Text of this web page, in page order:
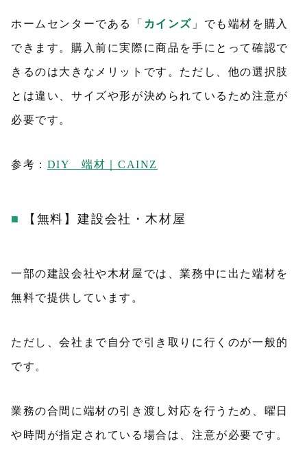
ホームセンターである「 カインズ 」でも端材を購入
できます。購入前に実際に商品を手にとって確認で
きるのは大きなメリットです。ただし、他の選択肢
とは違い、サイズや形が決められているため注意が
必要です。
参考： DIY 端材｜CAINZ
【無料】建設会社・木材屋
一部の建設会社や木材屋では、業務中に出た端材を
無料で提供しています。
ただし、会社まで自分で引き取りに行くのが一般的
です。
業務の合間に端材の引き渡し対応を行うため、曜日
や時間が指定されている場合は、注意が必要です。